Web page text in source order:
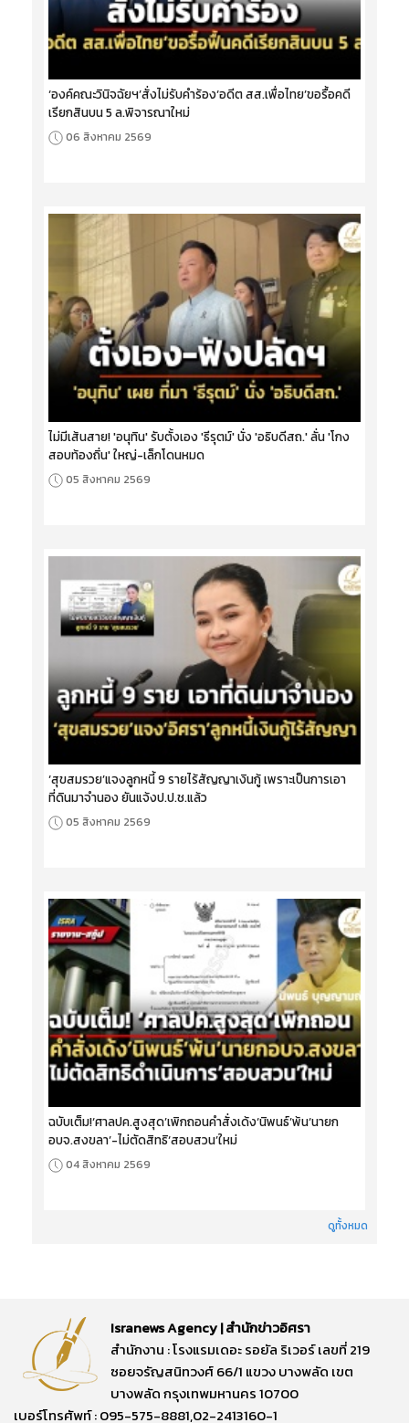
‘องค์คณะวินิจฉัยฯ’สั่งไม่รับคำร้อง‘อดีต สส.เพื่อไทย’ขอรื้อคดี
เรียกสินบน 5 ล.พิจารณาใหม่
06 สิงหาคม 2569
ไม่มีเส้นสาย! 'อนุทิน' รับตั้งเอง 'ธีรุตม์' นั่ง 'อธิบดีสถ.' ลั่น 'โกง
สอบท้องถิ่น' ใหญ่-เล็กโดนหมด
05 สิงหาคม 2569
‘สุขสมรวย’แจงลูกหนี้ 9 รายไร้สัญญาเงินกู้ เพราะเป็นการเอา
ที่ดินมาจำนอง ยันแจ้งป.ป.ช.แล้ว
05 สิงหาคม 2569
ฉบับเต็ม!‘ศาลปค.สูงสุด’เพิกถอนคำสั่งเด้ง‘นิพนธ์’พ้น‘นายก
อบจ.สงขลา’-ไม่ตัดสิทธิ‘สอบสวน’ใหม่
04 สิงหาคม 2569
ดูทั้งหมด
Isranews Agency | สำนักข่าวอิศรา
สำนักงาน : โรงแรมเดอะ รอยัล ริเวอร์ เลขที่ 219
ซอยจรัญสนิทวงศ์ 66/1 แขวง บางพลัด เขต
บางพลัด กรุงเทพมหานคร 10700
เบอร์โทรศัพท์ : 095-575-8881,02-2413160-1